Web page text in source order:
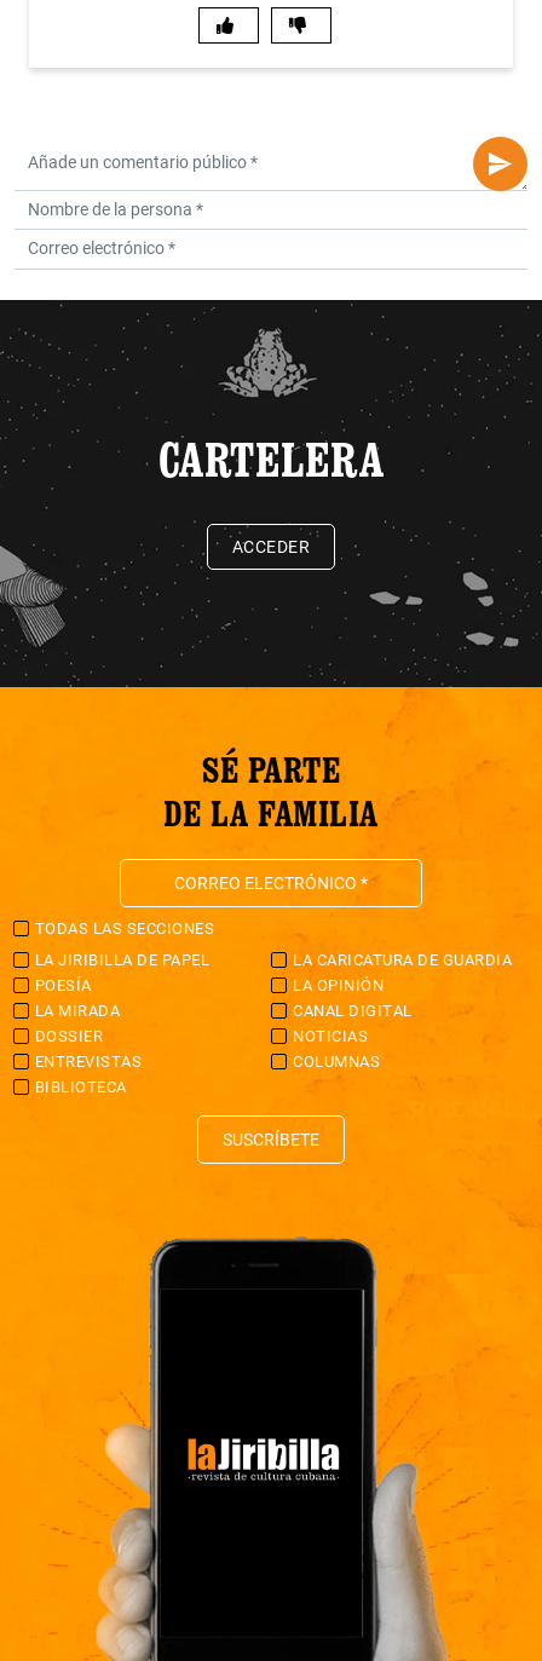
CARTELERA
ACCEDER
SÉ PARTE
DE LA FAMILIA
TODAS LAS SECCIONES
LA JIRIBILLA DE PAPEL
LA CARICATURA DE GUARDIA
POESÍA
LA OPINIÓN
LA MIRADA
CANAL DIGITAL
DOSSIER
NOTICIAS
ENTREVISTAS
COLUMNAS
BIBLIOTECA
SUSCRÍBETE